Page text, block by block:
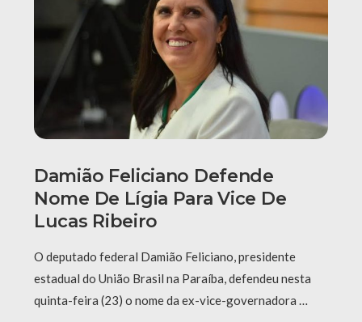
Damião Feliciano Defende
Nome De Lígia Para Vice De
Lucas Ribeiro
O deputado federal Damião Feliciano, presidente
estadual do União Brasil na Paraíba, defendeu nesta
quinta-feira (23) o nome da ex-vice-governadora …